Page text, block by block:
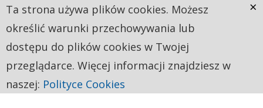
Ta strona używa plików cookies. Możesz
określić warunki przechowywania lub
dostępu do plików cookies w Twojej
przeglądarce. Więcej informacji znajdziesz w
naszej: Polityce Cookies
×